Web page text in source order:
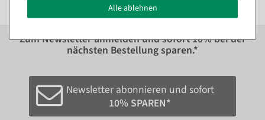
Zum Newsletter anmelden und sofort10%bei der
nächsten Bestellung sparen.*
Newsletter abonnieren und sofort
10% SPAREN*
Alle ablehnen